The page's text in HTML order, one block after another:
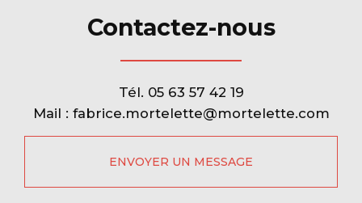
Contactez-nous
Tél. 05 63 57 42 19
Mail : fabrice.mortelette@mortelette.com
ENVOYER UN MESSAGE